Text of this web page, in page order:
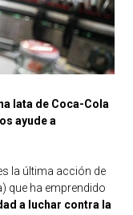
lata de Coca-Cola
ayude a
la última acción de
que ha emprendido
a luchar contra la